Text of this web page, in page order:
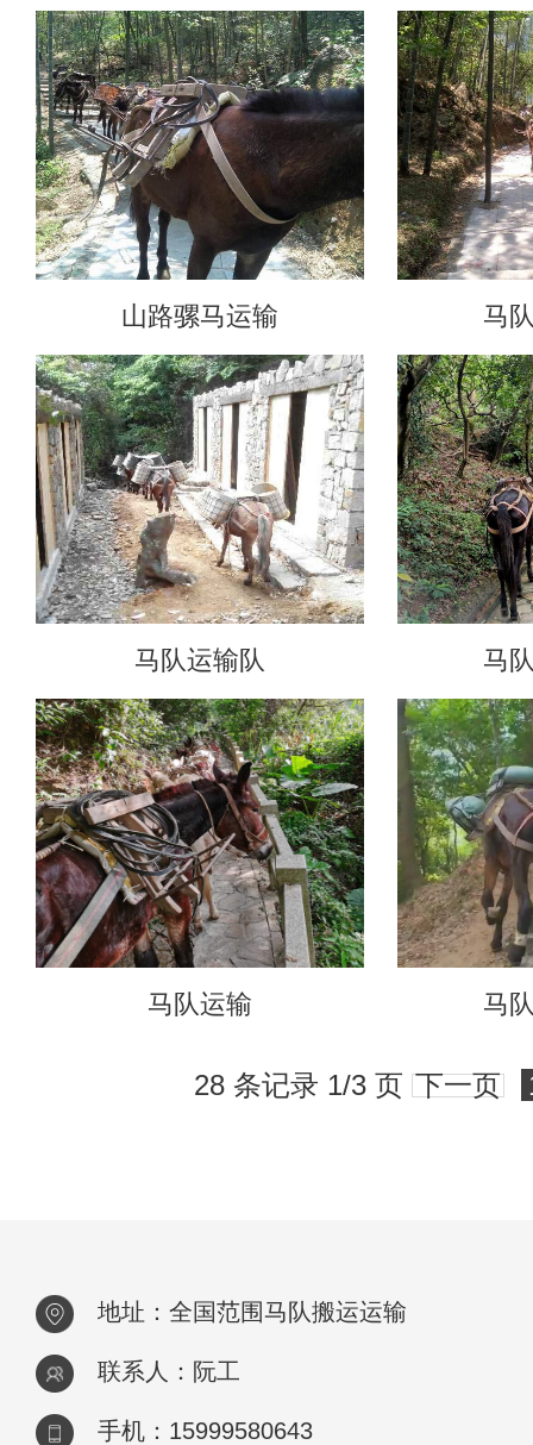
山路骡马运输 马
马队运输队 马
马队运输 马
28 条记录 1/3 页 下一页
地址：全国范围马队搬运运输
联系人：阮工
手机：15999580643